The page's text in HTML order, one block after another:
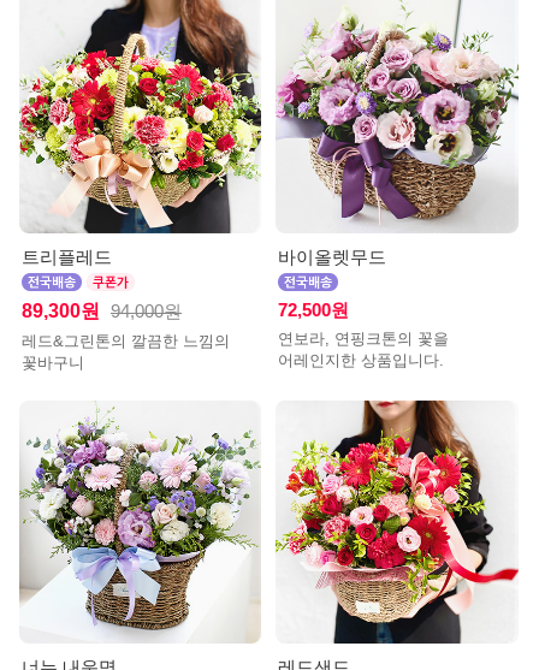
트리플레드
89,300원 94,000원
레드&그린톤의 깔끔한 느낌의
꽃바구니
바이올렛무드
72,500원
연보라, 연핑크톤의 꽃을
어레인지한 상품입니다.